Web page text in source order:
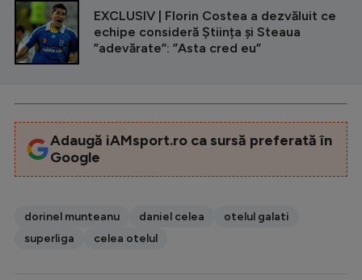
EXCLUSIV | Florin Costea a dezvăluit ce
echipe consideră Știința și Steaua
”adevărate”: ”Asta cred eu”
Adaugă iAMsport.ro ca sursă preferată în
Google
dorinel munteanu daniel celea
otelul galati
superliga
celea otelul